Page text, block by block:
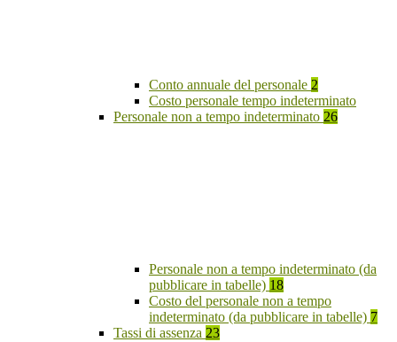
Conto annuale del personale 2
Costo personale tempo indeterminato
Personale non a tempo indeterminato 26
Personale non a tempo indeterminato (da
pubblicare in tabelle) 18
Costo del personale non a tempo
indeterminato (da pubblicare in tabelle) 7
Tassi di assenza 23